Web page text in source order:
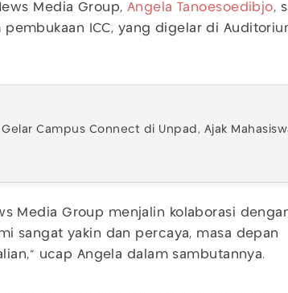
Media Group, Angela Tanoesoedibjo,
ICC, yang digelar di
Campus Connect di Unpad, Ajak
Media Group menjalin kolaborasi
sangat yakin dan percaya, masa depan
ucap Angela dalam sambutannya.